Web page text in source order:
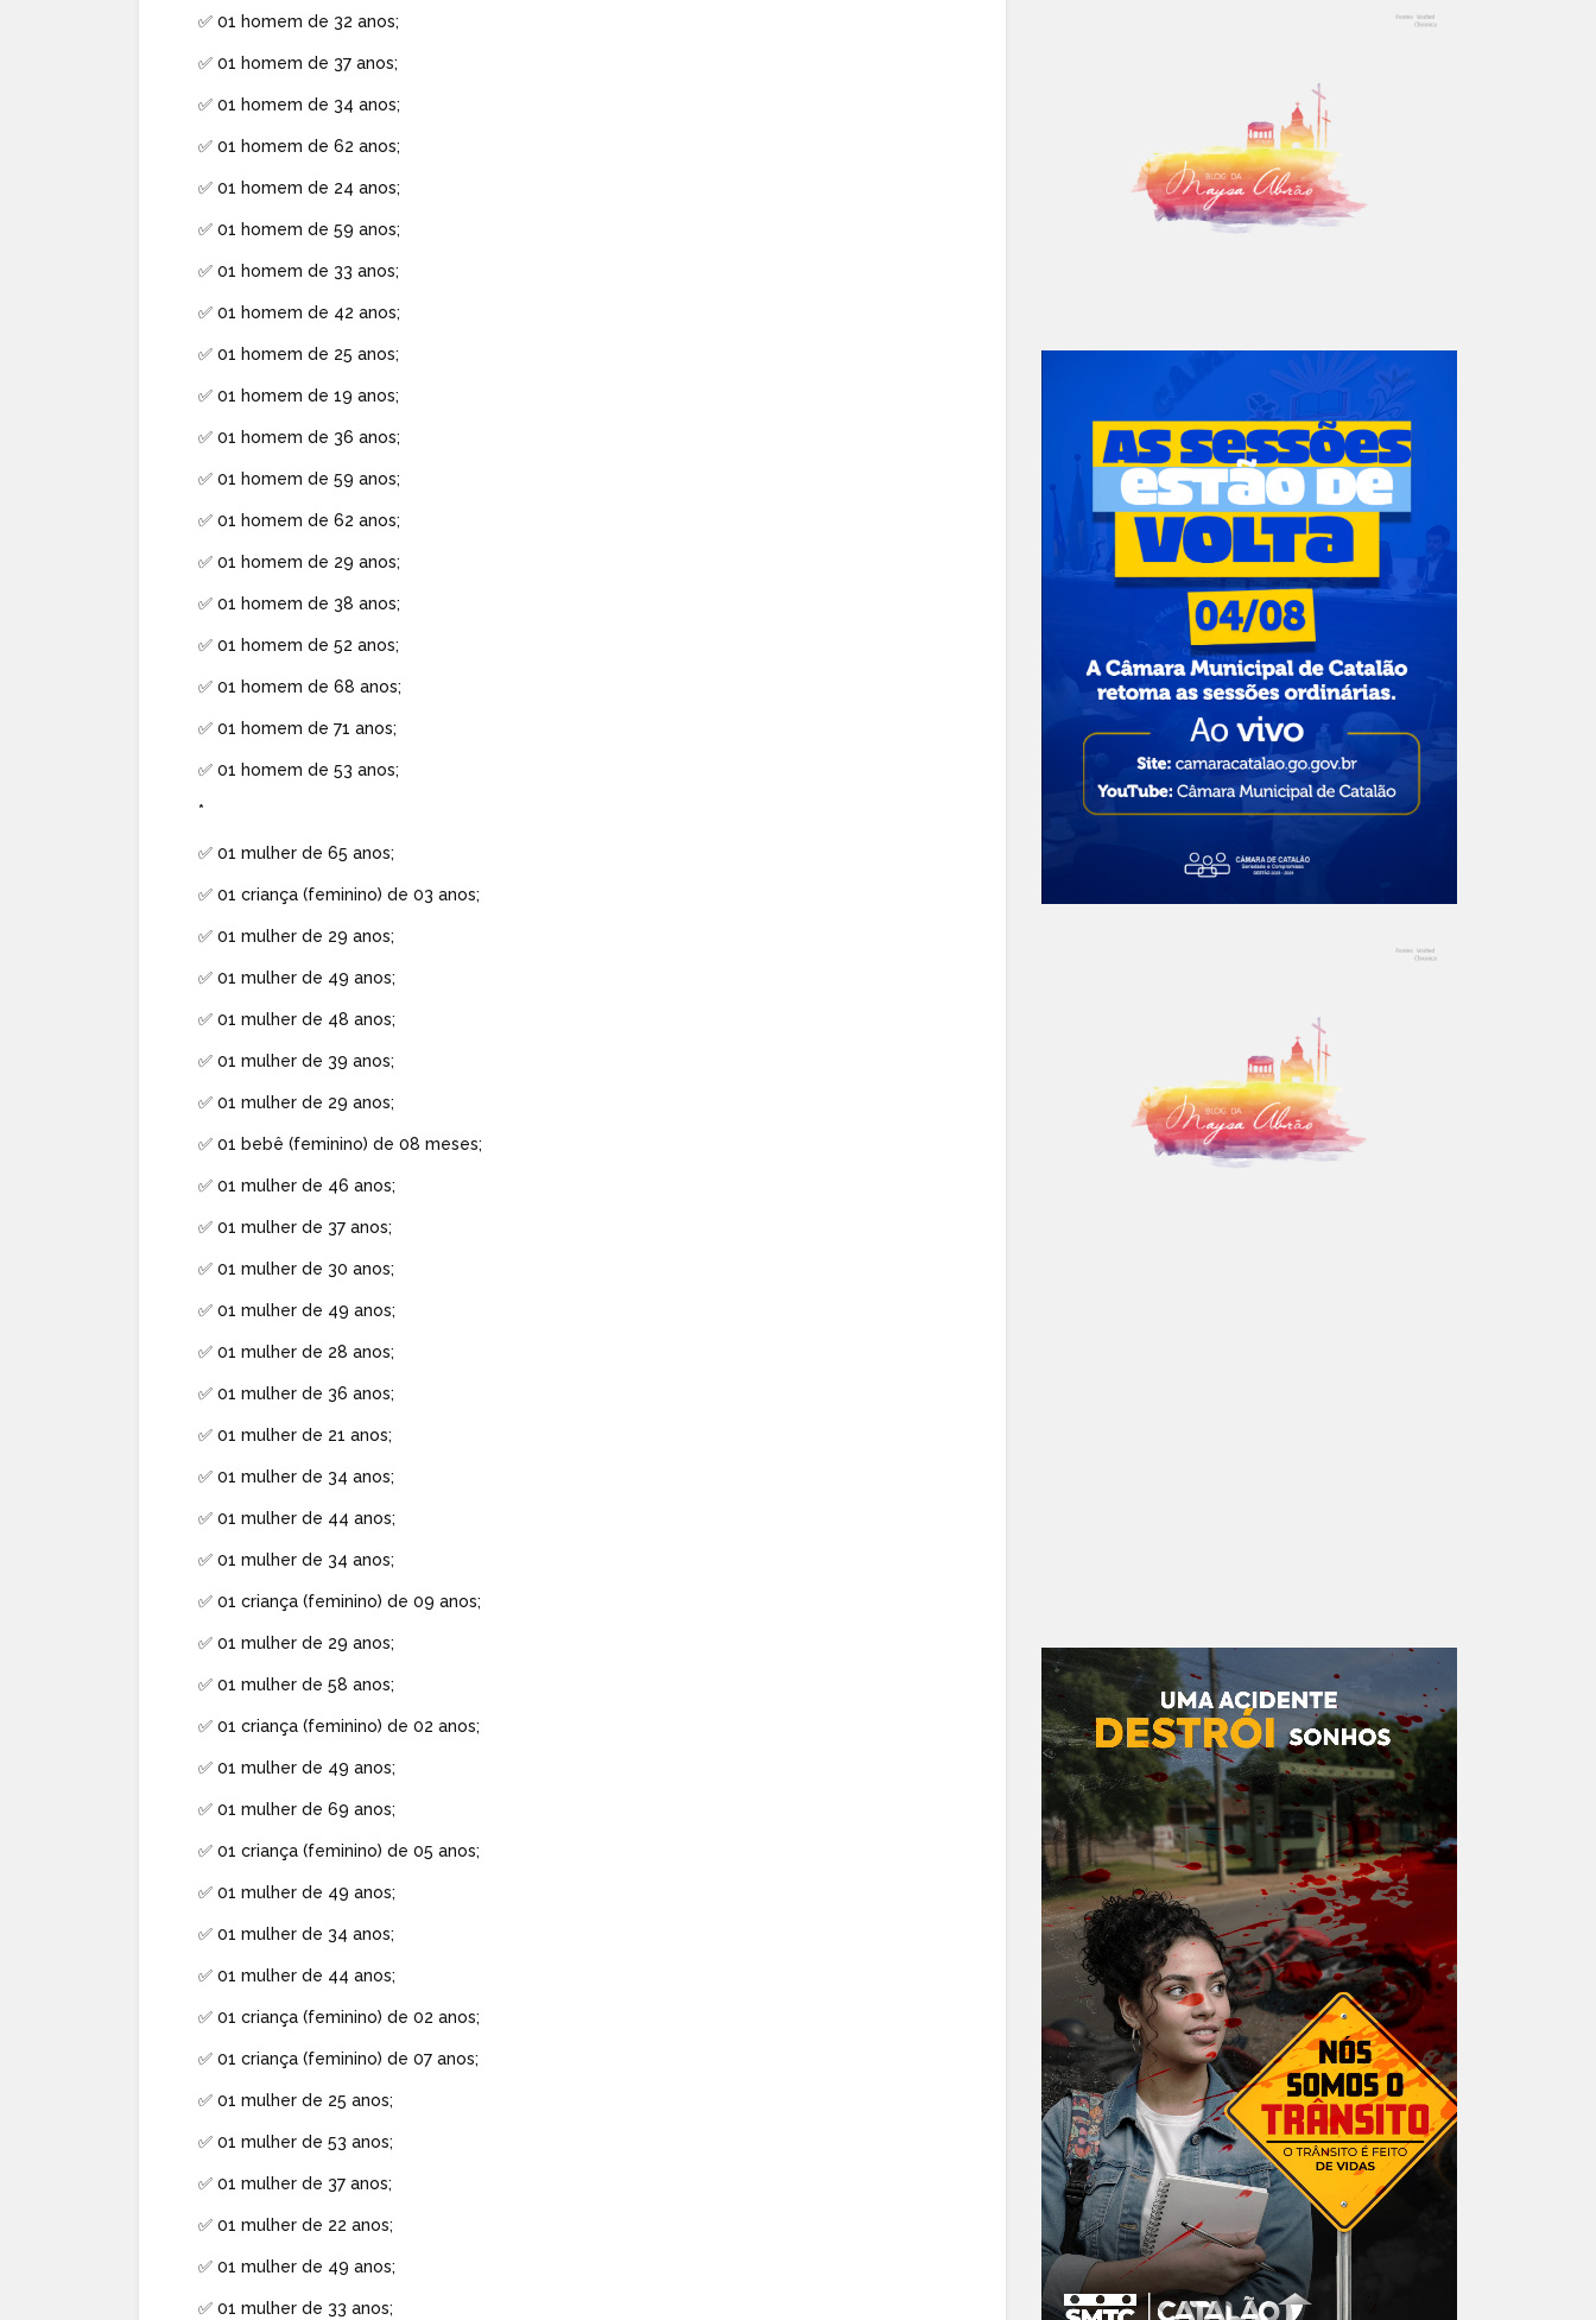
✅ 01 homem de 32 anos;
✅ 01 homem de 37 anos;
✅ 01 homem de 34 anos;
✅ 01 homem de 62 anos;
✅ 01 homem de 24 anos;
✅ 01 homem de 59 anos;
✅ 01 homem de 33 anos;
✅ 01 homem de 42 anos;
✅ 01 homem de 25 anos;
✅ 01 homem de 19 anos;
✅ 01 homem de 36 anos;
✅ 01 homem de 59 anos;
✅ 01 homem de 62 anos;
✅ 01 homem de 29 anos;
✅ 01 homem de 38 anos;
✅ 01 homem de 52 anos;
✅ 01 homem de 68 anos;
✅ 01 homem de 71 anos;
✅ 01 homem de 53 anos;
*
✅ 01 mulher de 65 anos;
✅ 01 criança (feminino) de 03 anos;
✅ 01 mulher de 29 anos;
✅ 01 mulher de 49 anos;
✅ 01 mulher de 48 anos;
✅ 01 mulher de 39 anos;
✅ 01 mulher de 29 anos;
✅ 01 bebê (feminino) de 08 meses;
✅ 01 mulher de 46 anos;
✅ 01 mulher de 37 anos;
✅ 01 mulher de 30 anos;
✅ 01 mulher de 49 anos;
✅ 01 mulher de 28 anos;
✅ 01 mulher de 36 anos;
✅ 01 mulher de 21 anos;
✅ 01 mulher de 34 anos;
✅ 01 mulher de 44 anos;
✅ 01 mulher de 34 anos;
✅ 01 criança (feminino) de 09 anos;
✅ 01 mulher de 29 anos;
✅ 01 mulher de 58 anos;
✅ 01 criança (feminino) de 02 anos;
✅ 01 mulher de 49 anos;
✅ 01 mulher de 69 anos;
✅ 01 criança (feminino) de 05 anos;
✅ 01 mulher de 49 anos;
✅ 01 mulher de 34 anos;
✅ 01 mulher de 44 anos;
✅ 01 criança (feminino) de 02 anos;
✅ 01 criança (feminino) de 07 anos;
✅ 01 mulher de 25 anos;
✅ 01 mulher de 53 anos;
✅ 01 mulher de 37 anos;
✅ 01 mulher de 22 anos;
✅ 01 mulher de 49 anos;
✅ 01 mulher de 33 anos;